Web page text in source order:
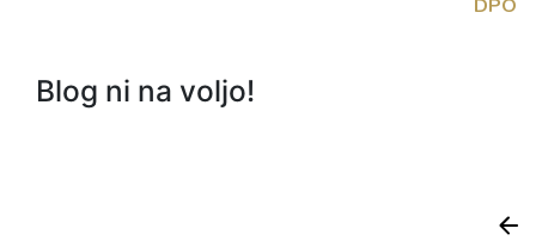
DPO
Blog ni na voljo!